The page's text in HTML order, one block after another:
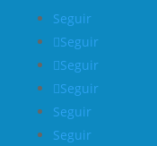
Seguir
Seguir
Seguir
Seguir
Seguir
Seguir